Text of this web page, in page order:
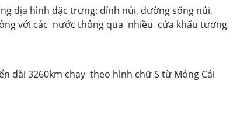
địa hình đặc trưng: đỉnh núi, đường sống núi,
với các nước thông qua nhiều cửa khẩu tương
dài 3260km chạy theo hình chữ S từ Móng Cái